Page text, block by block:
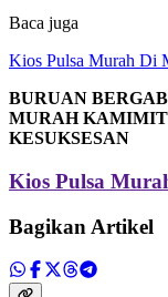
Baca juga
Kios Pulsa Murah Di
BURUAN
MURAH
KESUKSESAN
Kios Pulsa
Bagikan Artikel